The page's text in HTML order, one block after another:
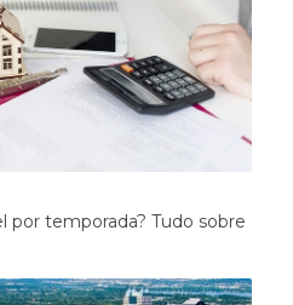
por temporada? Tudo sobre